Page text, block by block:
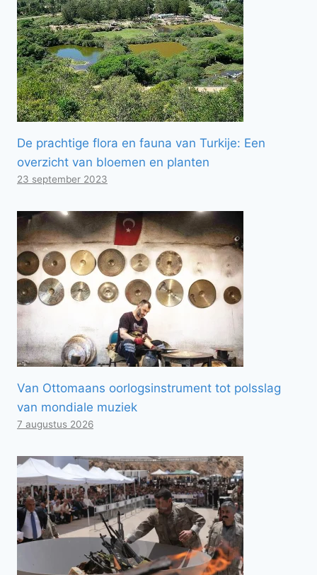
De prachtige flora en fauna van Turkije: Een
overzicht van bloemen en planten
23 september 2023
Van Ottomaans oorlogsinstrument tot polsslag
van mondiale muziek
7 augustus 2026